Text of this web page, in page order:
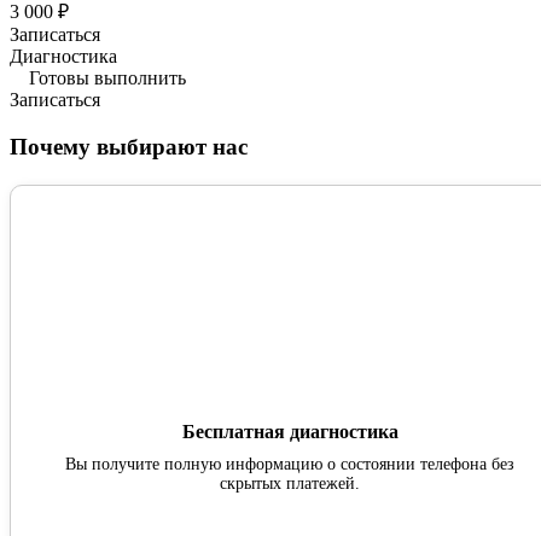
3 000 ₽
Записаться
Диагностика
Готовы выполнить
Записаться
Почему выбирают нас
Бесплатная диагностика
Вы получите полную информацию о состоянии телефона без
скрытых платежей.